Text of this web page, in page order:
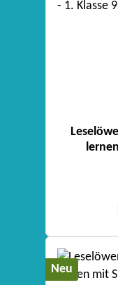
Neu